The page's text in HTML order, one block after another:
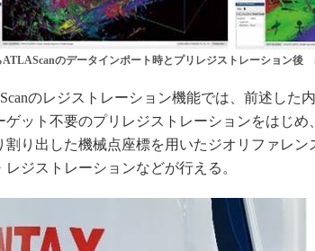
ATLAScanのデータインポート時とプリレジストレーション後
のレジストレーション機能では、前述した
ゲット不要のプリレジストレーションをはじ
割り出した機械点座標を用いたジオリファレ
レジストレーションなどが行える。